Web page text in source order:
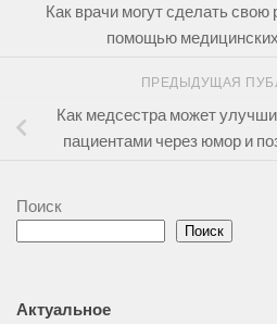
Как врачи могут сделать
помощью
ПРЕДЫДУЩАЯ
Как медсестра может
пациентами через юмор и
Поиск
Поиск
Актуальное